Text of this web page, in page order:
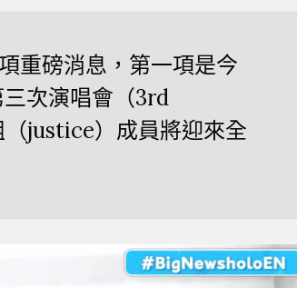
重磅消息，第一項是今
次演唱會（3rd
justice）成員將迎來全